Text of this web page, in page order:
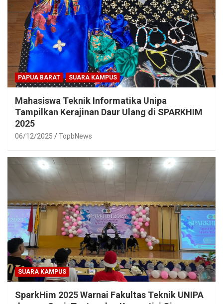
PAPUA BARAT SUARA KAMPUS
Mahasiswa Teknik Informatika Unipa
Tampilkan Kerajinan Daur Ulang di SPARKHIM
2025
06/12/2025 TopbNews
SUARA KAMPUS
SparkHim 2025 Warnai Fakultas Teknik UNIPA